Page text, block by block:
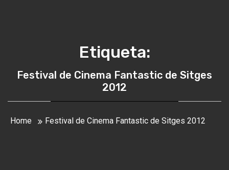
Etiqueta:
Festival de Cinema Fantastic de Sitges
2012
Home Festival de Cinema Fantastic de Sitges 2012